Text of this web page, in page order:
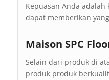
Kepuasan Anda adalah
dapat memberikan
Maison SPC
Selain dari produk di
produk produk